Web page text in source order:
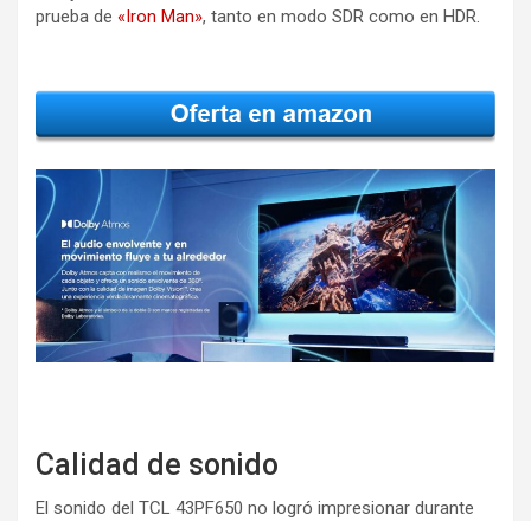
prueba de «Iron Man», tanto en modo SDR como en HDR.
Calidad de sonido
El sonido del TCL 43PF650 no logró impresionar durante